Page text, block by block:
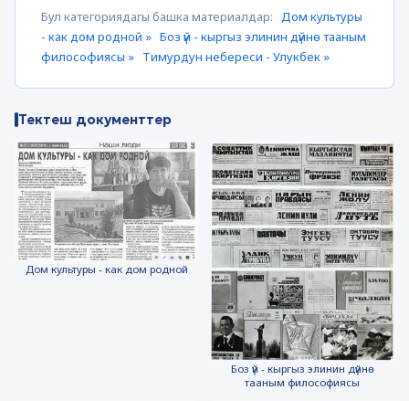
Бул категориядагы башка материалдар: Дом культуры
- как дом родной » Боз үй - кыргыз элинин дүйнө тааным
философиясы » Тимурдун небереси - Улукбек »
Тектеш документтер
Дом культуры - как дом родной
Боз үй - кыргыз элинин дүйнө
тааным философиясы